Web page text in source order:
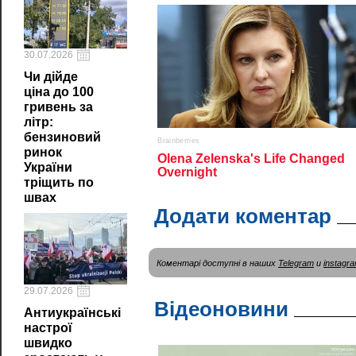
30.07.2026
Чи дійде
ціна до 100
гривень за
літр:
бензиновий
ринок
України
тріщить по
швах
29.07.2026
Антиукраїнські
настрої
швидко
Додати коментар
Коментарі доступні в наших Telegram и
Відеоновини